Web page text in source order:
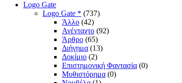
Logo Gate
Logo Gate * (737)
Άλλο (42)
Ανένταχτο (92)
Άρθρο (65)
Διήγημα (13)
Δοκίμιο (2)
Επιστημονική Φαντασία (0)
Μυθιστόρημα (0)